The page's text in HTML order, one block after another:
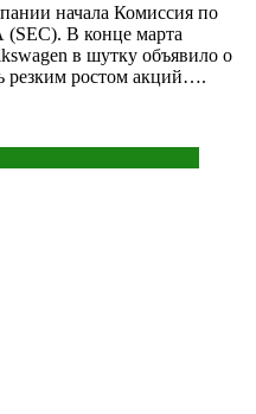
начала Комиссия по
В конце марта
в шутку объявило о
резким ростом акций….